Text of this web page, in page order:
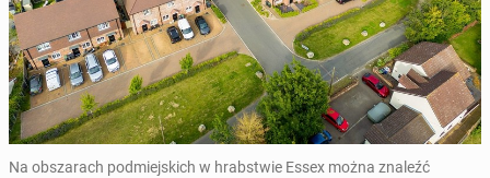
Na obszarach podmiejskich w hrabstwie Essex można znaleźć